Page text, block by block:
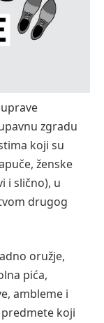
zgradu
koji su
ženske
i slično), u
drugog
oružje,
pića,
ambleme i
koji